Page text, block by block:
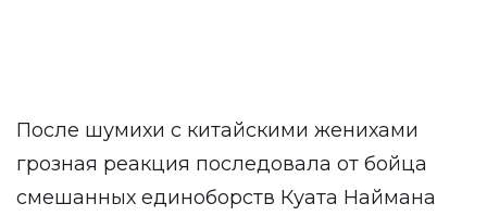
После шумихи с китайскими женихами
грозная реакция последовала от бойца
смешанных единоборств Куата Наймана